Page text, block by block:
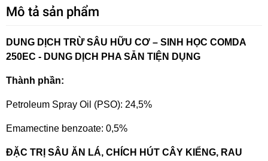
Mô tả sản phẩm
DUNG DỊCH TRỪ SÂU HỮU CƠ – SINH HỌC COMDA
250EC - DUNG DỊCH PHA SẴN TIỆN DỤNG
Thành phần:
Petroleum Spray Oil (PSO): 24,5%
Emamectine benzoate: 0,5%
ĐẶC TRỊ SÂU ĂN LÁ, CHÍCH HÚT CÂY KIỂNG, RAU